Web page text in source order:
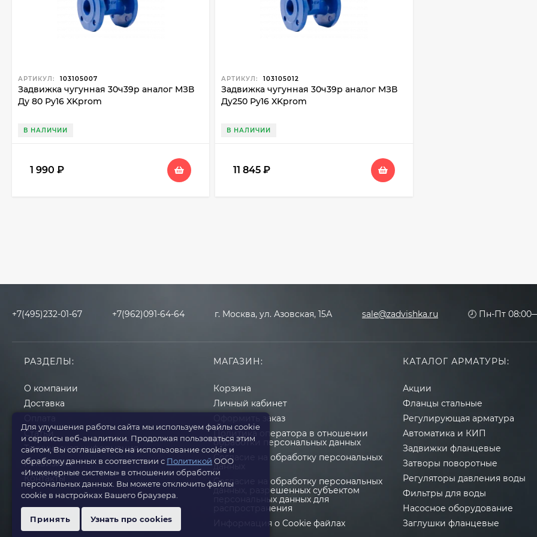
АРТИКУЛ: 103105007
Задвижка чугунная 30ч39р аналог МЗВ
Ду 80 Ру16 XKprom
В НАЛИЧИИ
1 990 ₽
АРТИКУЛ: 103105012
Задвижка чугунная 30ч39р аналог МЗВ
Ду250 Ру16 XKprom
В НАЛИЧИИ
11 845₽
+7(495)232-01-67 +7(962)091-64-64 г. Москва, ул. Азовская, 15А sale@zadvishka.ru 🕗 Пн-Пт
РАЗДЕЛЫ:
О компании
Доставка
Статьи
Техническая информация
Реквизиты
Контакты
МАГАЗИН:
Корзина
Личный кабинет
Оформить заказ
Политика оператора в отношении
обработки персональных данных
Согласие на обработку персональных
данных
Cогласие на обработку персональных
данных, разрешенных субъектом
персональных данных для
распространения
Информация о Cookie файлах
КАТАЛОГ АРМАТУРЫ:
Акции
Фланцы стальные
Регулирующая арматура
Автоматика и КИП
Задвижки фланцевые
Затворы поворотные
Регуляторы давления воды
Фильтры для воды
Насосное оборудование
Заглушки фланцевые
Для улучшения работы сайта мы используем файлы cookie
и сервисы веб-аналитики. Продолжая пользоваться этим
сайтом, Вы соглашаетесь на использование cookie и
обработку данных в соответствии с Политикой ООО
«Инженерные системы» в отношении обработки
персональных данных. Вы можете отключить файлы
cookie в настройках Вашего браузера.
Принять Узнать про cookies